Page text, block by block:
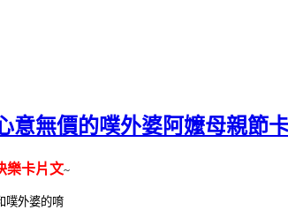
意無價的噗外婆阿嬤母親節
樂卡片文~
噗外婆的唷